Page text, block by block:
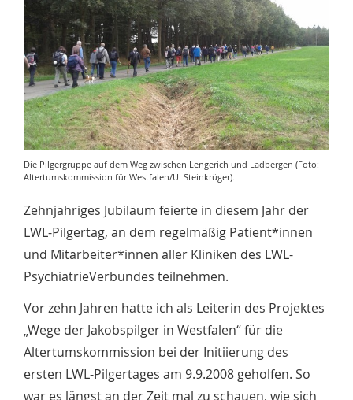
Die Pilgergruppe auf dem Weg zwischen Lengerich und Ladbergen (Foto:
Altertumskommission für Westfalen/U. Steinkrüger).
Zehnjähriges Jubiläum feierte in diesem Jahr der
LWL-Pilgertag, an dem regelmäßig Patient*innen
und Mitarbeiter*innen aller Kliniken des LWL-
PsychiatrieVerbundes teilnehmen.
Vor zehn Jahren hatte ich als Leiterin des Projektes
„Wege der Jakobspilger in Westfalen“ für die
Altertumskommission bei der Initiierung des
ersten LWL-Pilgertages am 9.9.2008 geholfen. So
war es längst an der Zeit mal zu schauen, wie sich